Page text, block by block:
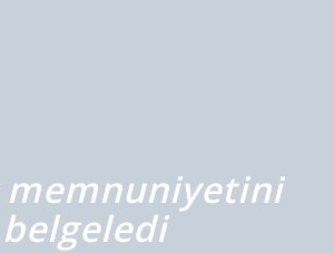
memnuniyetini
belgeledi